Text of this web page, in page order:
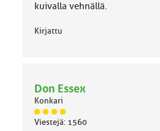
kuivalla vehnällä.
Kirjattu
Don Essex
Konkari
J
ä
Viestejä: 1560